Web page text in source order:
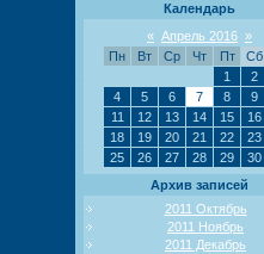
Календарь
« Апрель 2016 »
Пн
Вт Ср Чт Пт Сб
1
2
4
5 6 7 8 9
11
12 13 14 15 16
18
19 20 21 22 23
25
26 27 28 29
30
Архив записей
2011 Октябрь
2011 Ноябрь
2011 Декабрь